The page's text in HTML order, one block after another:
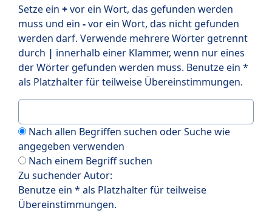
Setze ein +vor ein Wort, das gefunden werden
muss und ein -vor ein Wort, das nicht gefunden
werden darf. Verwende mehrere Wörter getrennt
durch | innerhalb einer Klammer, wenn nur eines
der Wörter gefunden werden muss. Benutze ein *
als Platzhalter für teilweise Übereinstimmungen.
Nach allen Begriffen suchen oder Suche wie
angegeben verwenden
Nach einem Begriff suchen
Zu suchender Autor:
Benutze ein * als Platzhalter für teilweise
Übereinstimmungen.